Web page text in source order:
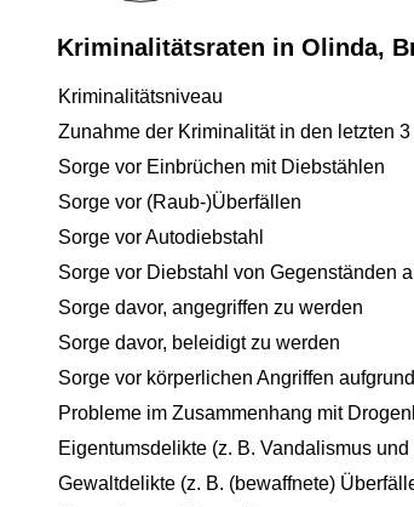
Kriminalitätsraten in Olinda,
Kriminalitätsniveau
Zunahme der Kriminalität in den letzten 3
Sorge vor Einbrüchen mit Diebstählen
Sorge vor (Raub-)Überfällen
Sorge vor Autodiebstahl
Sorge vor Diebstahl von Gegenständen
Sorge davor, angegriffen zu werden
Sorge davor, beleidigt zu werden
Sorge vor körperlichen Angriffen
Probleme im Zusammenhang mit
Eigentumsdelikte (z. B. Vandalismus
Gewaltdelikte (z. B. (bewaffnete)